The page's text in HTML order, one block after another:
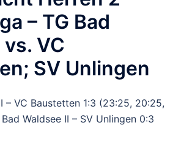
– TG Bad
VC
SV Unlingen
– VC Baustetten 1:3 (23:25, 20:25,
Waldsee II – SV Unlingen 0:3